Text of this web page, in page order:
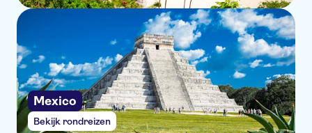
Mexico
Bekijk rondreizen